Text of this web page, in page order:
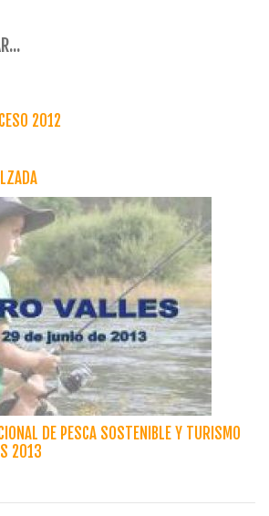
2012
DE PESCA SOSTENIBLE Y TURISMO
2013